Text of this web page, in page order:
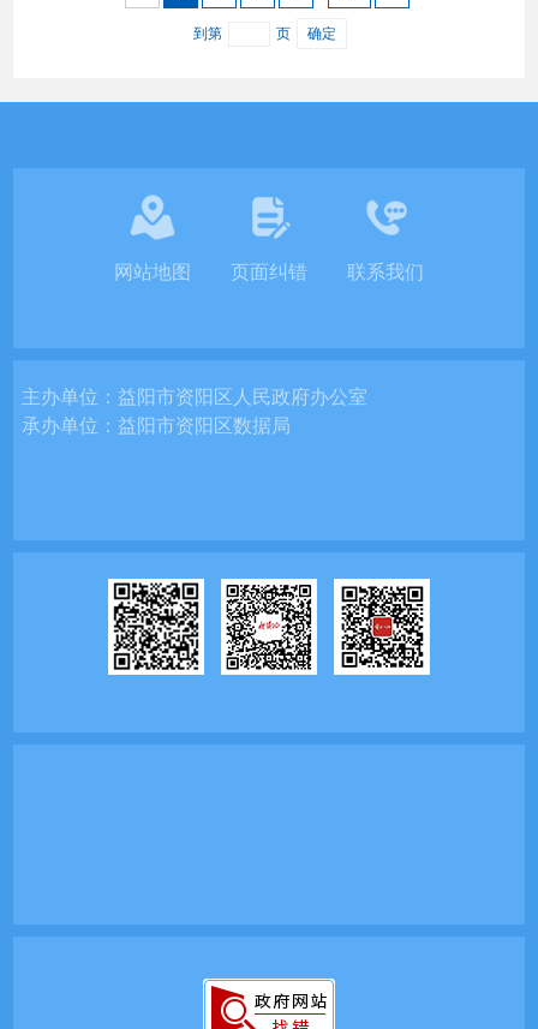
到第 页 确定
网站地图 页面纠错 联系我们
主办单位：益阳市资阳区人民政府办公室
承办单位：益阳市资阳区数据局